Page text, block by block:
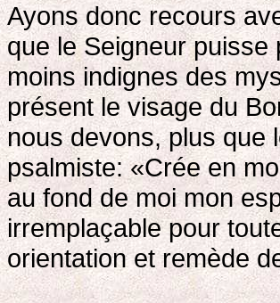
Ayons donc recours
que le Seigneur
moins indignes des
présent le visage du
nous devons, plus que
psalmiste: «Crée en
au fond de moi mon
irremplaçable pour
orientation et remède